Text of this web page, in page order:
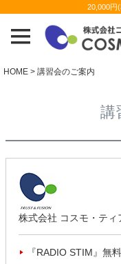
20,000円
HOME 講習会のご案内
講
株式会社 コスモ・ティ
『RADIO STIM』無